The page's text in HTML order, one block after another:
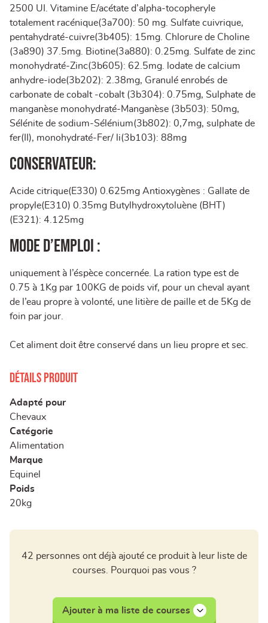
2500 UI. Vitamine E/acétate d’alpha-tocopheryle
totalement racénique(3a700): 50 mg. Sulfate cuivrique,
pentahydraté-cuivre(3b405): 15mg. Chlorure de Choline
(3a890) 37.5mg. Biotine(3a880): 0.25mg. Sulfate de zinc
monohydraté-Zinc(3b605): 62.5mg. lodate de calcium
anhydre-iode(3b202): 2.38mg, Granulé enrobés de
carbonate de cobalt -cobalt (3b304): 0.75mg, Sulphate de
manganèse monohydraté-Manganèse (3b503): 50mg,
Sélénite de sodium-Sélénium(3b802): 0,7mg, sulphate de
fer(II), monohydraté-Fer/ li(3b103): 88mg
Conservateur:
Acide citrique(E330) 0.625mg Antioxygènes : Gallate de
propyle(E310) 0.35mg Butylhydroxytoluène (BHT)
(E321): 4.125mg
Mode d’emploi :
uniquement à l’éspèce concernée. La ration type est de
0.75 à 1Kg par 100KG de poids vif, pour un cheval ayant
de l’eau propre à volonté, une litière de paille et de 5Kg de
foin par jour.
Cet aliment doit être conservé dans un lieu propre et sec.
Détails produit
Adapté pour
Chevaux
Catégorie
Alimentation
Marque
Equinel
Poids
20kg
42 personnes ont déjà ajouté ce produit à leur liste de
courses. Pourquoi pas vous ?
Ajouter à ma liste de courses